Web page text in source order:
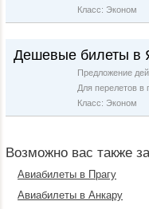
Класс: Эконом
Дешевые билеты в
Предложение
Для перелетов в
Класс: Эконом
Возможно вас также
Авиабилеты в Прагу
Авиабилеты в Анкару